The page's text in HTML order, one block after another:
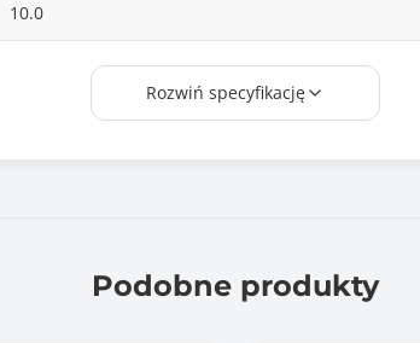
10.0
1x 10A/250V
Rozwiń specyfikację
Podobne produkty